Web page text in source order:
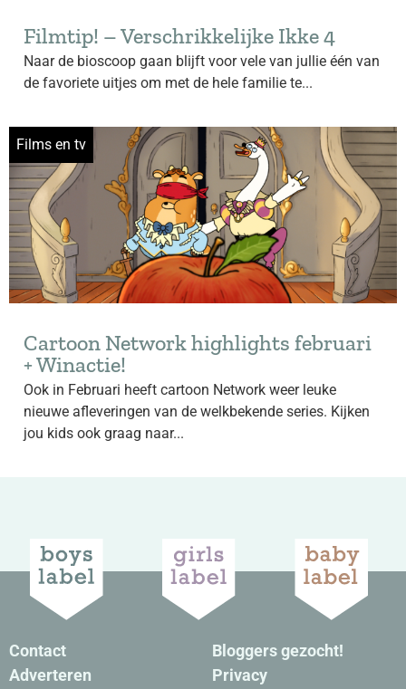
Filmtip! – Verschrikkelijke Ikke 4
Naar de bioscoop gaan blijft voor vele van jullie één van
de favoriete uitjes om met de hele familie te...
Films en tv
Cartoon Network highlights februari
+ Winactie!
Ook in Februari heeft cartoon Network weer leuke
nieuwe afleveringen van de welkbekende series. Kijken
jou kids ook graag naar...
Contact
Adverteren
Bloggers gezocht!
Privacy